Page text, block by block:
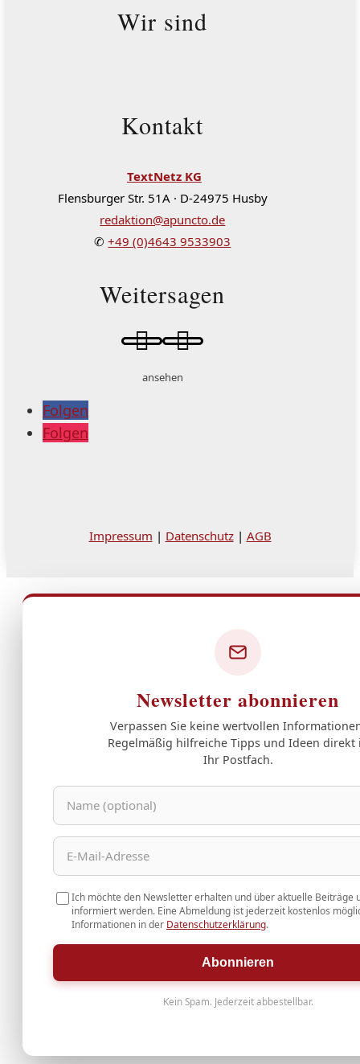
Wir sind
Kontakt
TextNetz KG
Flensburger Str. 51A · D-24975 Husby
redaktion@apuncto.de
✆+49 (0)4643 9533903
Weitersagen
 
ansehen
Folgen
Folgen
Impressum | Datenschutz| AGB
Newsletter abonnieren
Verpassen Sie keine wertvollen
Regelmäßig hilfreiche Tipps und Ideen direkt
Ihr Postfach.
Ich möchte den Newsletter erhalten und über aktuelle Beiträge
informiert werden. Eine Abmeldung ist jederzeit kostenlos
Informationen in der Datenschutzerklärung.
Abonnieren
Kein Spam. Jederzeit abbestellbar.